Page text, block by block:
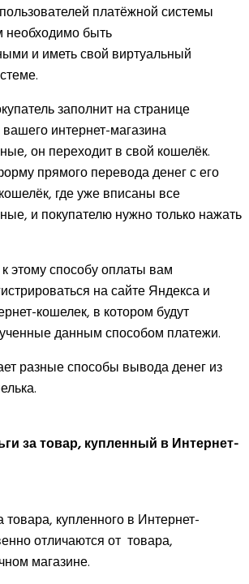
платёжной системы
необходимо быть
и иметь свой виртуальный
заполнит на странице
интернет-магазина
он переходит в свой кошелёк.
прямого перевода денег с его
где уже вписаны все
и покупателю нужно только нажать
этому способу оплаты вам
на сайте Яндекса и
кошелек, в котором будут
данным способом платежи.
разные способы вывода денег из
за товар, купленный в Интернет-
товара, купленного в Интернет-
отличаются от товара,
магазине.